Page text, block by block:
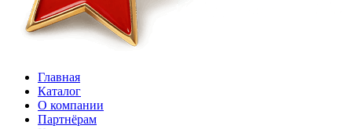
Главная
Каталог
О компании
Партнёрам